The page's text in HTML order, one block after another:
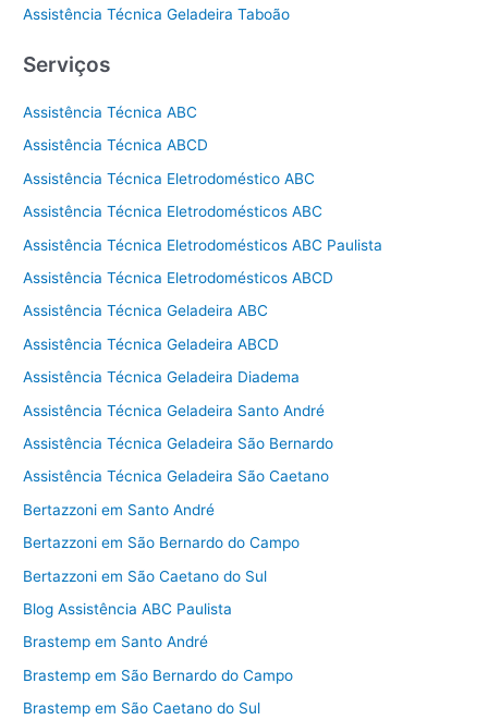
Assistência Técnica Geladeira Taboão
Serviços
Assistência Técnica ABC
Assistência Técnica ABCD
Assistência Técnica Eletrodoméstico ABC
Assistência Técnica Eletrodomésticos ABC
Assistência Técnica Eletrodomésticos ABC Paulista
Assistência Técnica Eletrodomésticos ABCD
Assistência Técnica Geladeira ABC
Assistência Técnica Geladeira ABCD
Assistência Técnica Geladeira Diadema
Assistência Técnica Geladeira Santo André
Assistência Técnica Geladeira São Bernardo
Assistência Técnica Geladeira São Caetano
Bertazzoni em Santo André
Bertazzoni em São Bernardo do Campo
Bertazzoni em São Caetano do Sul
Blog Assistência ABC Paulista
Brastemp em Santo André
Brastemp em São Bernardo do Campo
Brastemp em São Caetano do Sul